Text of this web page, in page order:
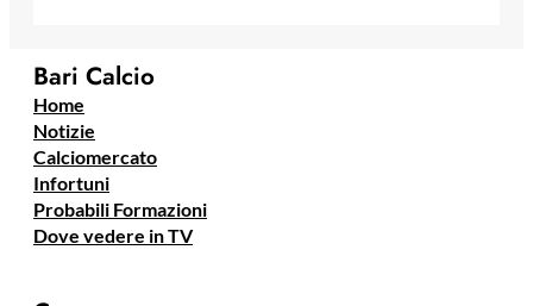
Bari Calcio
Home
Notizie
Calciomercato
Infortuni
Probabili Formazioni
Dove vedere in TV